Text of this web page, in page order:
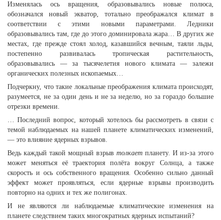
Изменялась ось вращения, образовывались новые полюса,
обозначался новый экватор, тотально преображался климат в
соответствии с этими новыми параметрами. Ледники
образовывались там, где до этого доминировала жара… В других же
местах, где прежде стоял холод, казавшийся вечным, таяли льды,
постепенно развивалась тропическая растительность,
образовывались — за тысячелетия нового климата — залежи
органических полезных ископаемых…
Подчеркну, что такие локальные преображения климата происходят,
разумеется, не за один день и не за неделю, но за гораздо большие
отрезки времени.
… Последний вопрос, который хотелось бы рассмотреть в связи с
темой наблюдаемых на нашей планете климатических изменений,
— это влияние ядерных взрывов.
Ведь каждый такой мощный взрыв толкает планету. И из-за этого
может меняться её траектория полёта вокруг Солнца, а также
скорость и ось собственного вращения. Особенно сильно данный
эффект может проявляться, если ядерные взрывы производить
повторно на одних и тех же полигонах.
И не являются ли наблюдаемые климатические изменения на
планете следствием таких многократных ядерных испытаний?